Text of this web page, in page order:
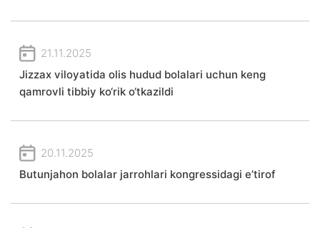
21.11.2025
Jizzax viloyatida olis hudud bolalari uchun keng
qamrovli tibbiy ko‘rik o‘tkazildi
20.11.2025
Butunjahon bolalar jarrohlari kongressidagi e’tirof